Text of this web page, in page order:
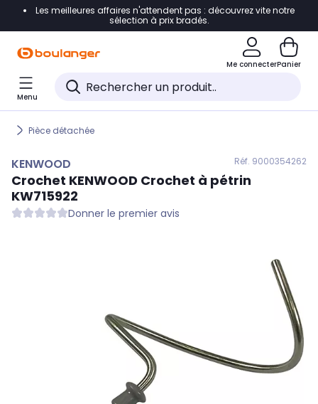
Accéder directement à la navigation
Accéder directement au pied de page
Accéder directement au chatbot
Les meilleures affaires n'attendent pas : découvrez vite notre
sélection à prix bradés.
Me connecterPanier
Menu
Pièce détachée
KENWOOD Réf. 9000354262
Crochet KENWOOD Crochet à pétrin
KW715922
Donner le premier avis